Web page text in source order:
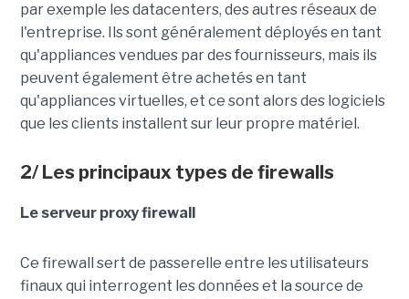
par exemple les datacenters, des autres réseaux de
l'entreprise. Ils sont généralement déployés en tant
qu'appliances vendues par des fournisseurs, mais ils
peuvent également être achetés en tant
qu'appliances virtuelles, et ce sont alors des logiciels
que les clients installent sur leur propre matériel.
2/ Les principaux types de firewalls
Le serveur proxy firewall
Ce firewall sert de passerelle entre les utilisateurs
finaux qui interrogent les données et la source de